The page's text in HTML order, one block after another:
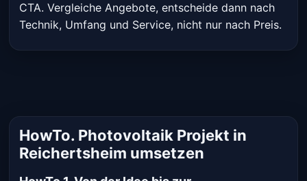
CTA. Vergleiche Angebote, entscheide dann nach
Technik, Umfang und Service, nicht nur nach Preis.
HowTo. Photovoltaik Projekt in
Reichertsheim umsetzen